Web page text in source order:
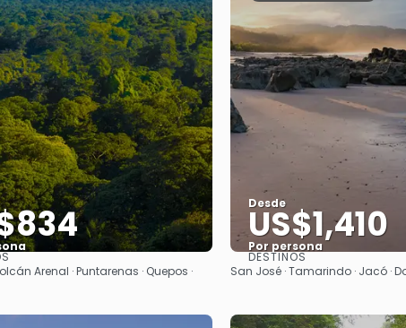
Ver
Arenal · Puntarenas · Quepos ·
Desde
US$1,410
Por persona
Ver
DESTINOS
San José · Tamarindo · Jacó ·